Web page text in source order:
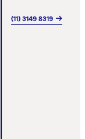
(11) 3149 8319